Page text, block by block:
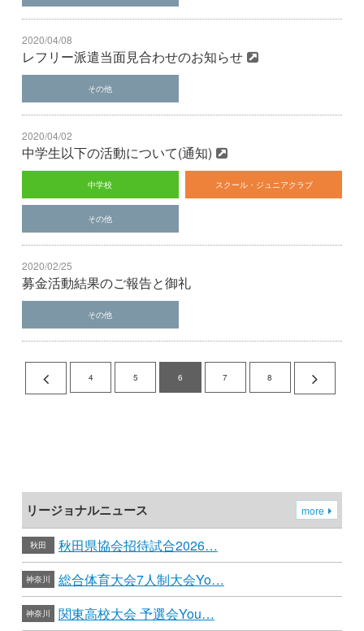
2020/04/08
レフリー派遣当面見合わせのお知らせ
その他
2020/04/02
中学生以下の活動について(通知)
中学校 スクール・ジュニアクラブ
その他
2020/02/25
募金活動結果のご報告と御礼
その他
4 5 6 7 8
リージョナルニュース more
秋田 秋田県協会招待試合2026…
神奈川 総合体育大会7人制大会Yo…
神奈川 関東高校大会 予選会You…